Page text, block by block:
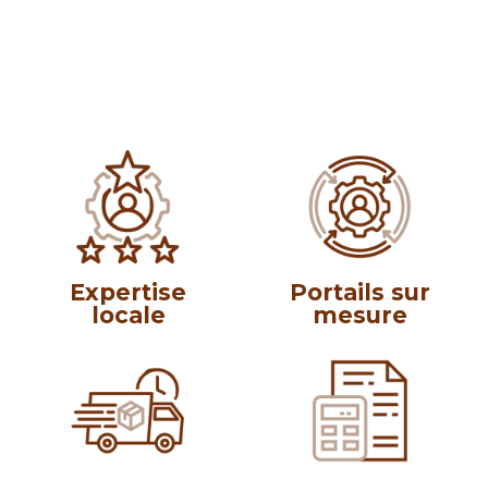
Expertise
locale
Portails sur
mesure